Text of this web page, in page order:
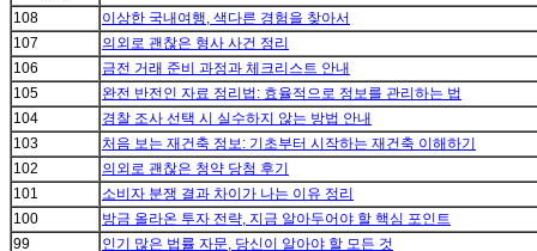
108
이상한 국내여행, 색다른 경험을 찾아서
107
의외로 괜찮은 형사 사건 정리
106
금전 거래 준비 과정과 체크리스트 안내
105
완전 반전인 자료 정리법: 효율적으로 정보를 관리하는 법
104
경찰 조사 선택 시 실수하지 않는 방법 안내
103
처음 보는 재건축 정보: 기초부터 시작하는 재건축 이해하기
102
의외로 괜찮은 청약 당첨 후기
101
소비자 분쟁 결과 차이가 나는 이유 정리
100
방금 올라온 투자 전략, 지금 알아두어야 할 핵심 포인트
99
인기 많은 법률 자문, 당신이 알아야 할 모든 것